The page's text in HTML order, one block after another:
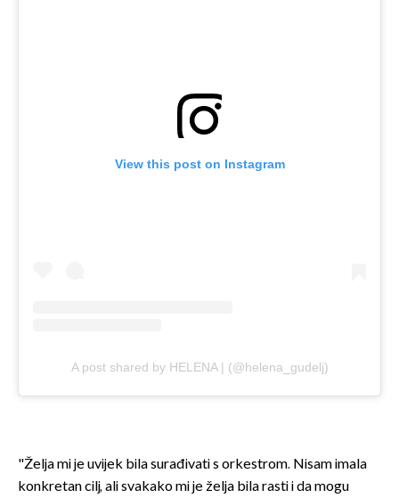
View this post on Instagram
A post shared by HELENA | (@helena_gudelj)
"Želja mi je uvijek bila surađivati s orkestrom. Nisam imala
konkretan cilj, ali svakako mi je želja bila rasti i da mogu